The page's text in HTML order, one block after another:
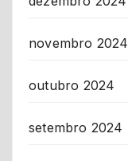
novembro 2024
outubro 2024
setembro 2024